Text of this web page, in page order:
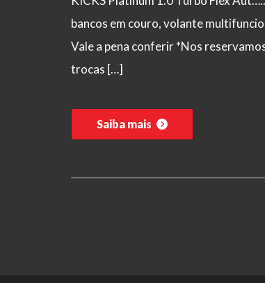
bancos em couro, volante
Vale a pena conferir *Nos
trocas […]
Saiba mais